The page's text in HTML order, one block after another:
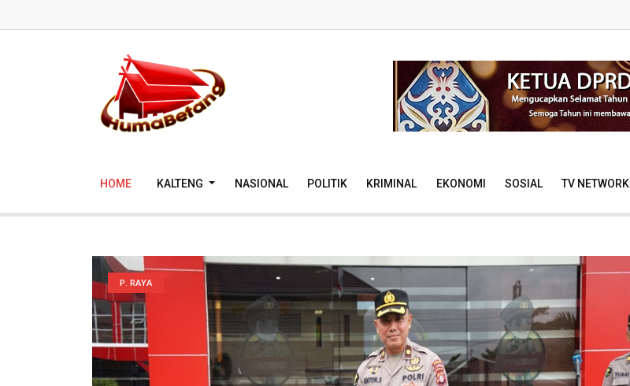
HOME KALTENG NASIONAL POLITIK KRIMINAL EKONOMI SOSIAL TV NETWORK
P. RAYA